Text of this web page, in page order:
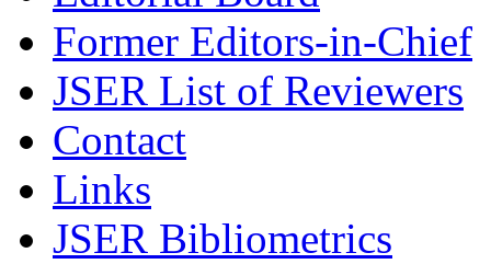
Former Editors-in-Chief
JSER List of Reviewers
Contact
Links
JSER Bibliometrics